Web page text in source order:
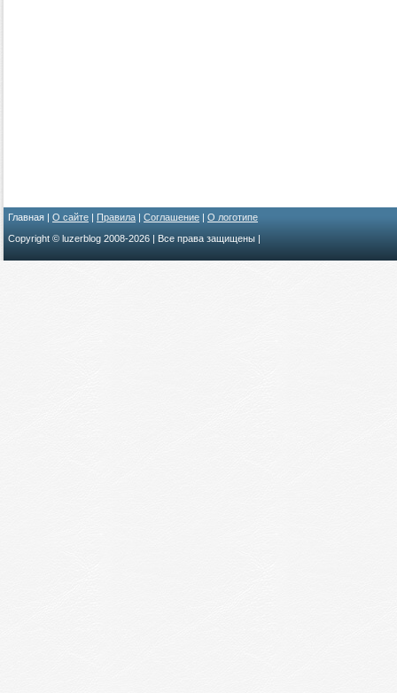
Главная | О сайте | Правила | Соглашение | О логотипе
Copyright © luzerblog 2008-2026 | Все права защищены |